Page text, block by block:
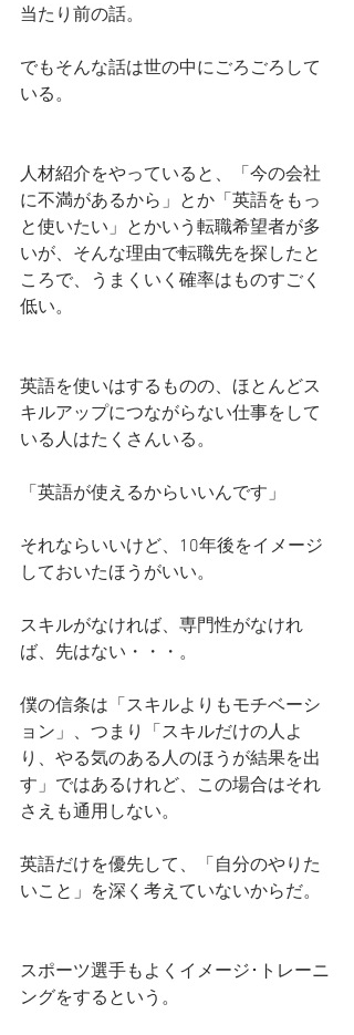
当たり前の話。
でもそんな話は世の中にごろごろして
いる。
人材紹介をやっていると、「今の会社
に不満があるから」とか「英語をもっ
と使いたい」とかいう転職希望者が多
いが、そんな理由で転職先を探したと
ころで、うまくいく確率はものすごく
低い。
英語を使いはするものの、ほとんどス
キルアップにつながらない仕事をして
いる人はたくさんいる。
「英語が使えるからいいんです」
それならいいけど、10年後をイメージ
しておいたほうがいい。
スキルがなければ、専門性がなけれ
ば、先はない・・・。
僕の信条は「スキルよりもモチベーシ
ョン」、つまり「スキルだけの人よ
り、やる気のある人のほうが結果を出
す」ではあるけれど、この場合はそれ
さえも通用しない。
英語だけを優先して、「自分のやりた
いこと」を深く考えていないからだ。
スポーツ選手もよくイメージ･トレーニ
ングをするという。